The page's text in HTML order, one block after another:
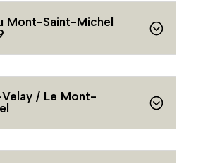
Mont-Saint-Michel
/ Le Mont-